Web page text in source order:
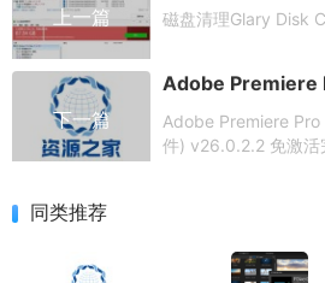
上一篇 磁盘清理Glary Disk
下一篇
Adobe Premiere
件) v26.0.2.2 免激活
同类推荐